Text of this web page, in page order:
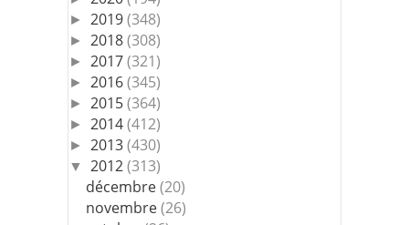
► 2019(348)
► 2018(308)
► 2017(321)
► 2016(345)
► 2015(364)
► 2014(412)
► 2013(430)
▼ 2012(313)
décembre(20)
novembre(26)